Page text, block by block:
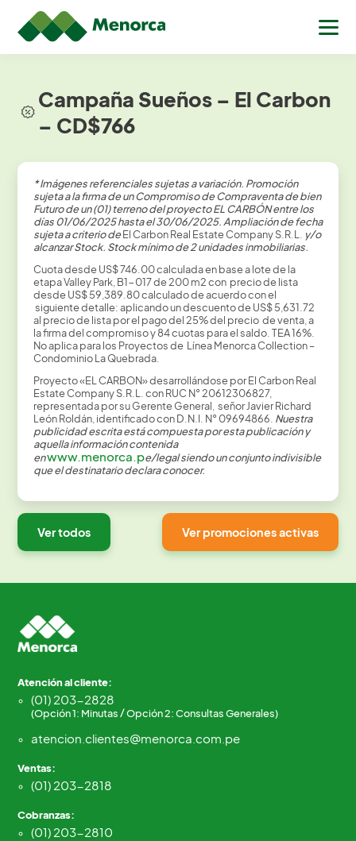
Campaña Sueños – El Carbon
– CD$766
* Imágenes referenciales sujetas a variación. Promoción
sujeta a la firma de un Compromiso de Compraventa de bien
Futuro de un (01) terreno del proyecto EL CARBÓN entre los
días 01/06/2025 hasta el 30/06/2025. Ampliación de fecha
sujeta a criterio deEl Carbon Real Estate Company S.R.L.
y/o
alcanzar Stock. Stock mínimo de 2 unidades inmobiliarias.
Cuota desde US$ 746.00 calculada en base a lote de la
etapa Valley Park, B1-017 de 200 m2 con precio de lista
desde US$ 59,389.80 calculado de acuerdo con el
siguiente detalle: aplicando un descuento de US$ 5,631.72
al precio de lista por el pago del 25% del precio de venta, a
la firma del compromiso y 84 cuotas para el saldo. TEA 16%.
No aplica para los Proyectos de Línea Menorca Collection –
Condominio La Quebrada.
Proyecto «EL CARBON» desarrollándose por El Carbon Real
Estate Company S.R.L. con RUC N° 20612306827,
representada por su Gerente General, señor Javier Richard
León Roldán, identificado con D.N.I. N° 09694866. Nuestra
publicidad escrita está compuesta por esta publicación y
aquella información contenida
enwww.menorca.pe/legal siendo un conjunto indivisible
que el destinatario declara conocer.
Ver todos Ver promociones activas
Atención al cliente:
(01) 203-2828
(Opción 1: Minutas / Opción 2: Consultas Generales)
atencion.clientes@menorca.com.pe
Ventas:
(01) 203-2818
Cobranzas:
(01) 203-2810